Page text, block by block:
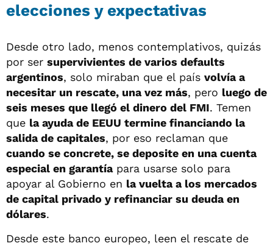
elecciones y expectativas
Desde otro lado, menos contemplativos, quizás
por ser supervivientes de varios defaults
argentinos, solo miraban que el país volvía a
necesitar un rescate, una vez más, pero luego de
seis meses que llegó el dinero del FMI. Temen
que la ayuda de EEUU termine financiando la
salida de capitales, por eso reclaman que
cuando se concrete, se deposite en una cuenta
especial en garantíapara usarse solo para
apoyar al Gobierno en la vuelta a los mercados
de capital privado y refinanciar su deuda en
dólares.
Desde este banco europeo, leen el rescate de